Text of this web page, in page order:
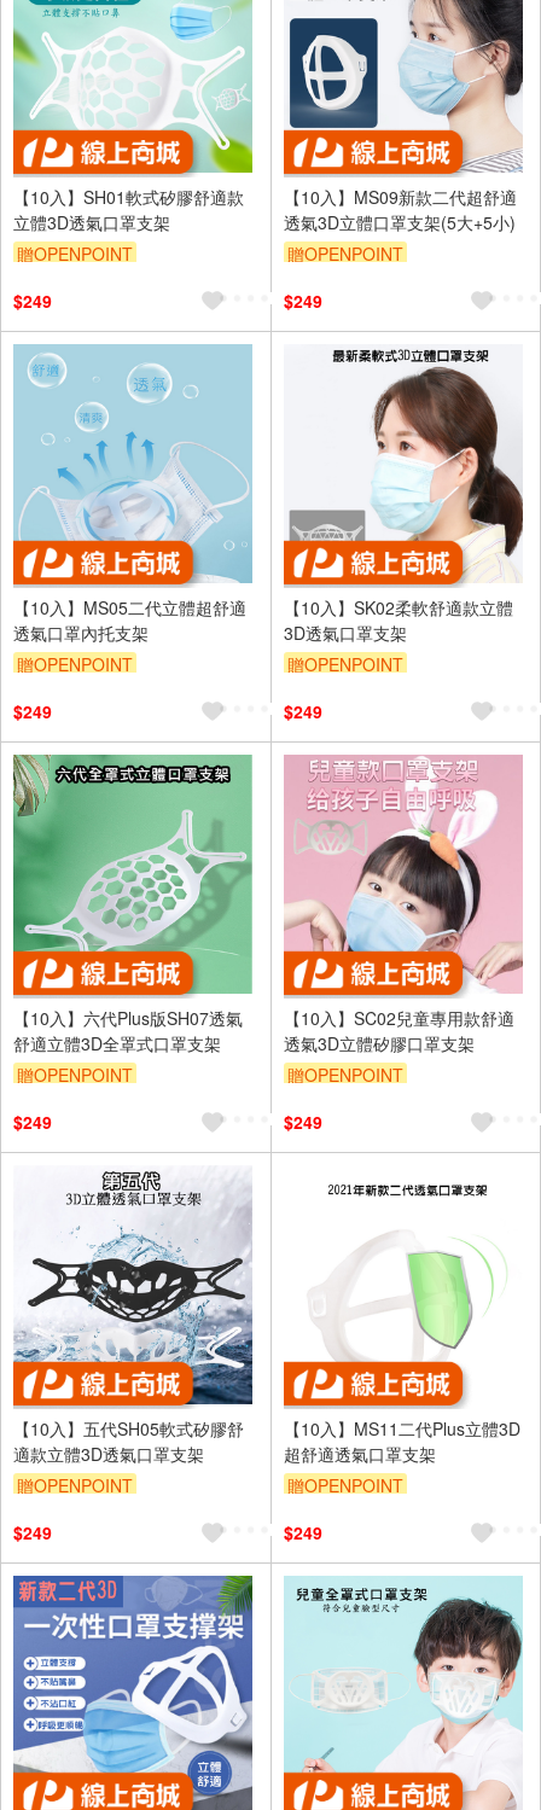
【10入】SH01軟式矽膠舒適款
立體3D透氣口罩支架
贈OPENPOINT
$249
【10入】MS09新款二代超舒適
透氣3D立體口罩支架(5大+5小)
贈OPENPOINT
$249
【10入】MS05二代立體超舒適
透氣口罩內托支架
贈OPENPOINT
$249
【10入】SK02柔軟舒適款立體
3D透氣口罩支架
贈OPENPOINT
$249
【10入】六代Plus版SH07透氣
舒適立體3D全罩式口罩支架
贈OPENPOINT
$249
【10入】SC02兒童專用款舒適
透氣3D立體矽膠口罩支架
贈OPENPOINT
$249
【10入】五代SH05軟式矽膠舒
適款立體3D透氣口罩支架
贈OPENPOINT
$249
【10入】MS11二代Plus立體3D
超舒適透氣口罩支架
贈OPENPOINT
$249